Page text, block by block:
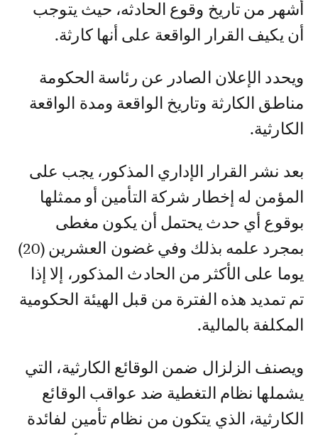
أشهر من تاريخ وقوع الحادثه، حيث يتوجب
أن يكيف القرار الواقعة على أنها كارثة.
ويحدد الإعلان الصادر عن رئاسة الحكومة
مناطق الكارثة وتاريخ الواقعة ومدة الواقعة
الكارثية.
بعد نشر القرار الإداري المذكور، يجب على
المؤمن له إخطار شركة التأمين أو ممثلها
بوقوع أي حدث يحتمل أن يكون مغطى
بمجرد علمه بذلك وفي غضون العشرين (20)
يوما على الأكثر من الحادث المذكور، إلا إذا
تم تمديد هذه الفترة من قبل الهيئة الحكومية
المكلفة بالمالية.
ويصنف الزلزال ضمن الوقائع الكارثية، التي
يشملها نظام التغطية ضد عواقب الوقائع
الكارثية، الذي يتكون من نظام تأمين لفائدة